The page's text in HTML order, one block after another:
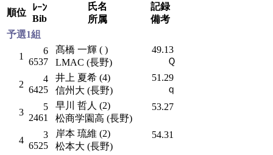
順位
ﾚｰﾝ
Bib
氏名
所属
記録
備考
予選1組
1
6
6537
髙橋 一輝 ( )
LMAC (長野)
49.13
Ｑ
2
4
6425
井上 夏希 (4)
信州大 (長野)
51.29
ｑ
3
5
2461
早川 哲人 (2)
松商学園高 (長野)
53.27
4
3
6525
岸本 琉維 (2)
松本大 (長野)
54.31